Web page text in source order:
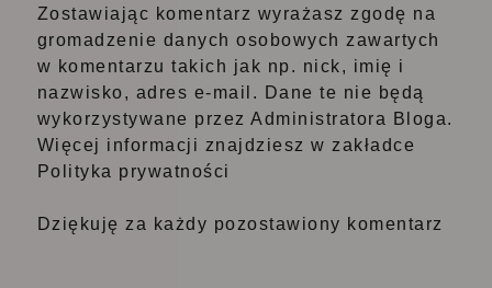
Zostawiając komentarz wyrażasz zgodę na
gromadzenie danych osobowych zawartych
w komentarzu takich jak np. nick, imię i
nazwisko, adres e-mail. Dane te nie będą
wykorzystywane przez Administratora Bloga.
Więcej informacji znajdziesz w zakładce
Polityka prywatności
Dziękuję za każdy pozostawiony komentarz